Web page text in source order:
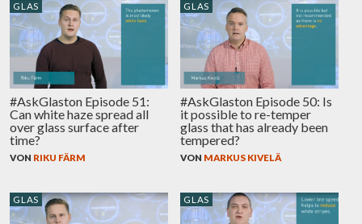
GLAS
#AskGlaston Episode 51:
Can white haze spread all
over glass surface after
time?
VON RIKU FÄRM
GLAS
#AskGlaston Episode 50: Is
it possible to re-temper
glass that has already been
tempered?
VON MARKUS KIVELÄ
GLAS GLAS